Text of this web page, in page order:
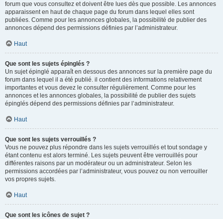
forum que vous consultez et doivent être lues dès que possible. Les annonces
apparaissent en haut de chaque page du forum dans lequel elles sont
publiées. Comme pour les annonces globales, la possibilité de publier des
annonces dépend des permissions définies par l’administrateur.
Haut
Que sont les sujets épinglés ?
Un sujet épinglé apparaît en dessous des annonces sur la première page du
forum dans lequel il a été publié. il contient des informations relativement
importantes et vous devez le consulter régulièrement. Comme pour les
annonces et les annonces globales, la possibilité de publier des sujets
épinglés dépend des permissions définies par l’administrateur.
Haut
Que sont les sujets verrouillés ?
Vous ne pouvez plus répondre dans les sujets verrouillés et tout sondage y
étant contenu est alors terminé. Les sujets peuvent être verrouillés pour
différentes raisons par un modérateur ou un administrateur. Selon les
permissions accordées par l’administrateur, vous pouvez ou non verrouiller
vos propres sujets.
Haut
Que sont les icônes de sujet ?